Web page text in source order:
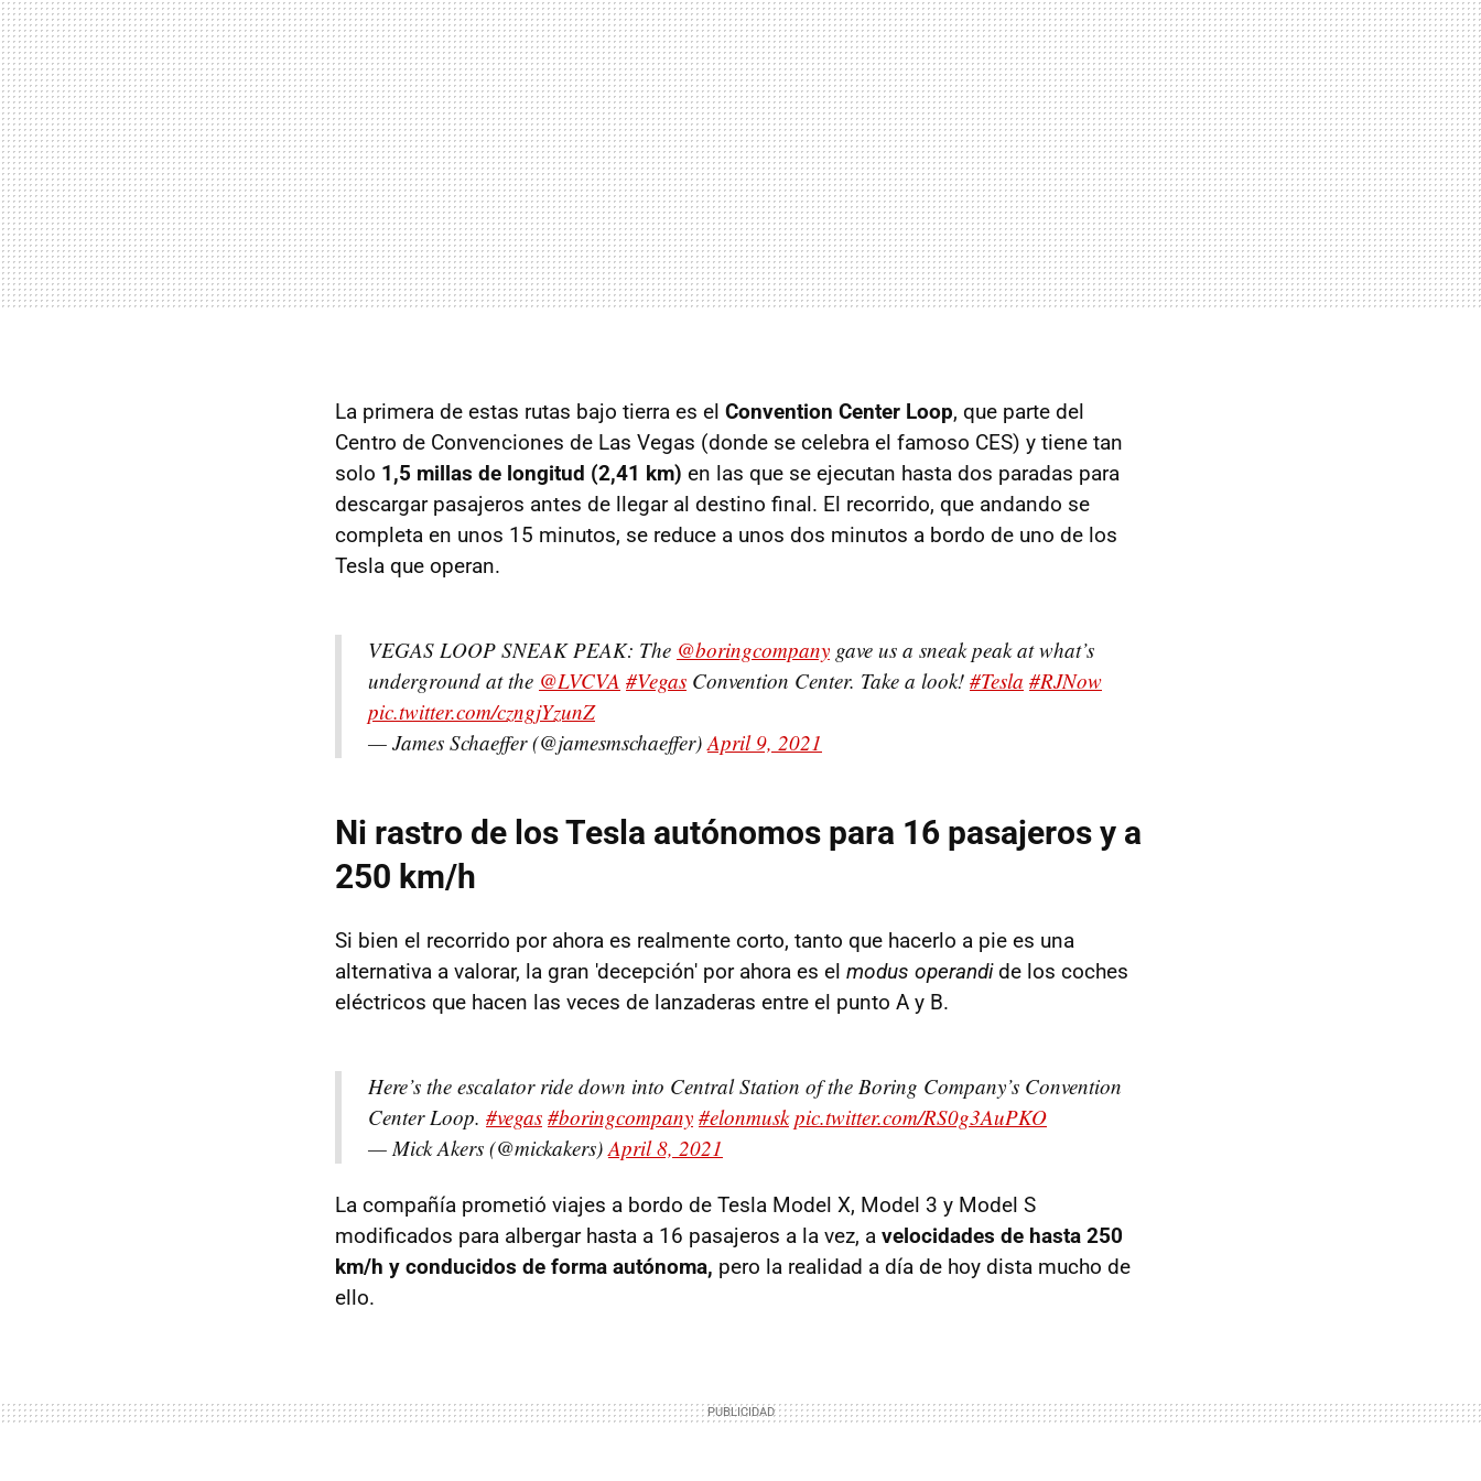
La primera de estas rutas bajo tierra es el Convention Center Loop, que parte del
Centro de Convenciones de Las Vegas (donde se celebra el famoso CES) y tiene tan
solo 1,5 millas de longitud (2,41 km) en las que se ejecutan hasta dos paradas para
descargar pasajeros antes de llegar al destino final. El recorrido, que andando se
completa en unos 15 minutos, se reduce a unos dos minutos a bordo de uno de los
Tesla que operan.
VEGAS LOOP SNEAK PEAK: The @boringcompany gave us a sneak peak at what’s
underground at the @LVCVA #Vegas Convention Center. Take a look! #Tesla #RJNow
pic.twitter.com/czngjYzunZ
— James Schaeffer (@jamesmschaeffer) April 9, 2021
Ni rastro de los Tesla autónomos para 16 pasajeros y a
250 km/h
Si bien el recorrido por ahora es realmente corto, tanto que hacerlo a pie es una
alternativa a valorar, la gran 'decepción' por ahora es el modus operandide los coches
eléctricos que hacen las veces de lanzaderas entre el punto A y B.
Here’s the escalator ride down into Central Station of the Boring Company’s Convention
Center Loop. #vegas #boringcompany #elonmusk pic.twitter.com/RS0g3AuPKO
— Mick Akers (@mickakers) April 8, 2021
La compañía prometió viajes a bordo de Tesla Model X, Model 3 y Model S
modificados para albergar hasta a 16 pasajeros a la vez, a velocidades de hasta 250
km/h y conducidos de forma autónoma, pero la realidad a día de hoy dista mucho de
ello.